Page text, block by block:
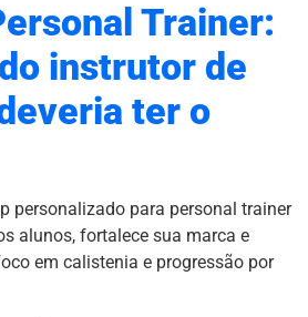
Trainer:
instrutor de
ter o
personalizado para personal trainer
alunos, fortalece sua marca e
em calistenia e progressão por